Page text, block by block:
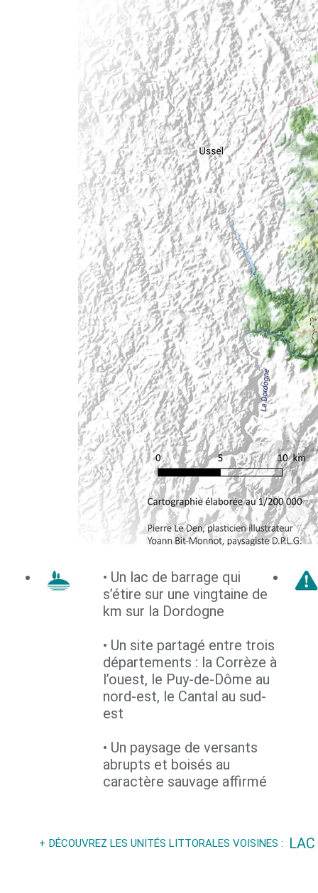
• Un lac de barrage qui
s’étire sur une vingtaine de
km sur la Dordogne
• Un site partagé entre trois
départements : la Corrèze à
l’ouest, le Puy-de-Dôme au
nord-est, le Cantal au sud-
est
• Un paysage de versants
abrupts et boisés au
caractère sauvage affirmé
DÉCOUVREZ LES UNITÉS LITTORALES VOISINES :